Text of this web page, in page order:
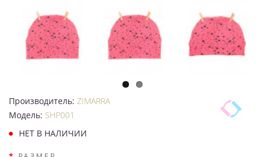
Производитель: ZIMARRA
Модель: SHP001
НЕТ В НАЛИЧИИ